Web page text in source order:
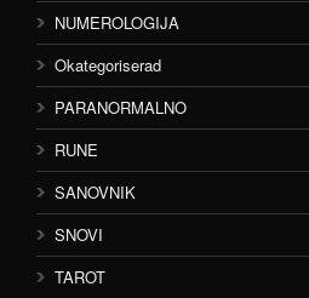
NUMEROLOGIJA
Okategoriserad
PARANORMALNO
RUNE
SANOVNIK
SNOVI
TAROT